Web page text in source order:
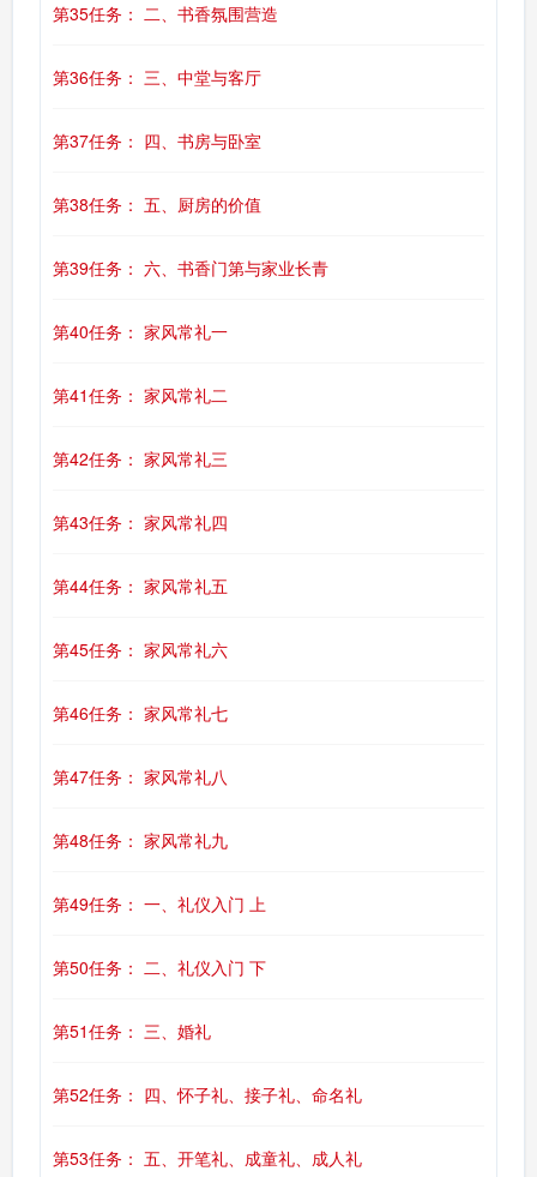
第35任务： 二、书香氛围营造
第36任务： 三、中堂与客厅
第37任务： 四、书房与卧室
第38任务： 五、厨房的价值
第39任务： 六、书香门第与家业长青
第40任务： 家风常礼一
第41任务： 家风常礼二
第42任务： 家风常礼三
第43任务： 家风常礼四
第44任务： 家风常礼五
第45任务： 家风常礼六
第46任务： 家风常礼七
第47任务： 家风常礼八
第48任务： 家风常礼九
第49任务： 一、礼仪入门 上
第50任务： 二、礼仪入门 下
第51任务： 三、婚礼
第52任务： 四、怀子礼、接子礼、命名礼
第53任务： 五、开笔礼、成童礼、成人礼